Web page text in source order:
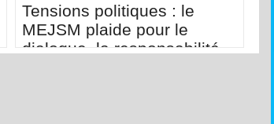
Tensions politiques : le
MEJSM plaide pour le
dialogue, la responsabilité